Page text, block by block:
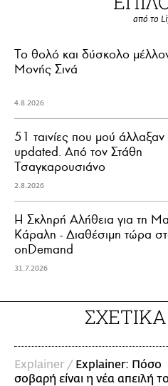
από το
Το θολό και δύσκολο
Μονής Σινά
4.8.2026
51 ταινίες που μού
updated. Aπό τον Στάθη
Τσαγκαρουσιάνο
2.8.2026
Η Σκληρή Αλήθεια για τη
Κάραλη - Διαθέσιμη τώρα
onDemand
31.7.2026
Explainer / Explainer: Πόσο
σοβαρή είναι η νέα απειλή